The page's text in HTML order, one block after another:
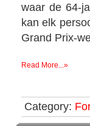
waar de 64-
kan elk
Grand Prix-
Read More...»
Category: